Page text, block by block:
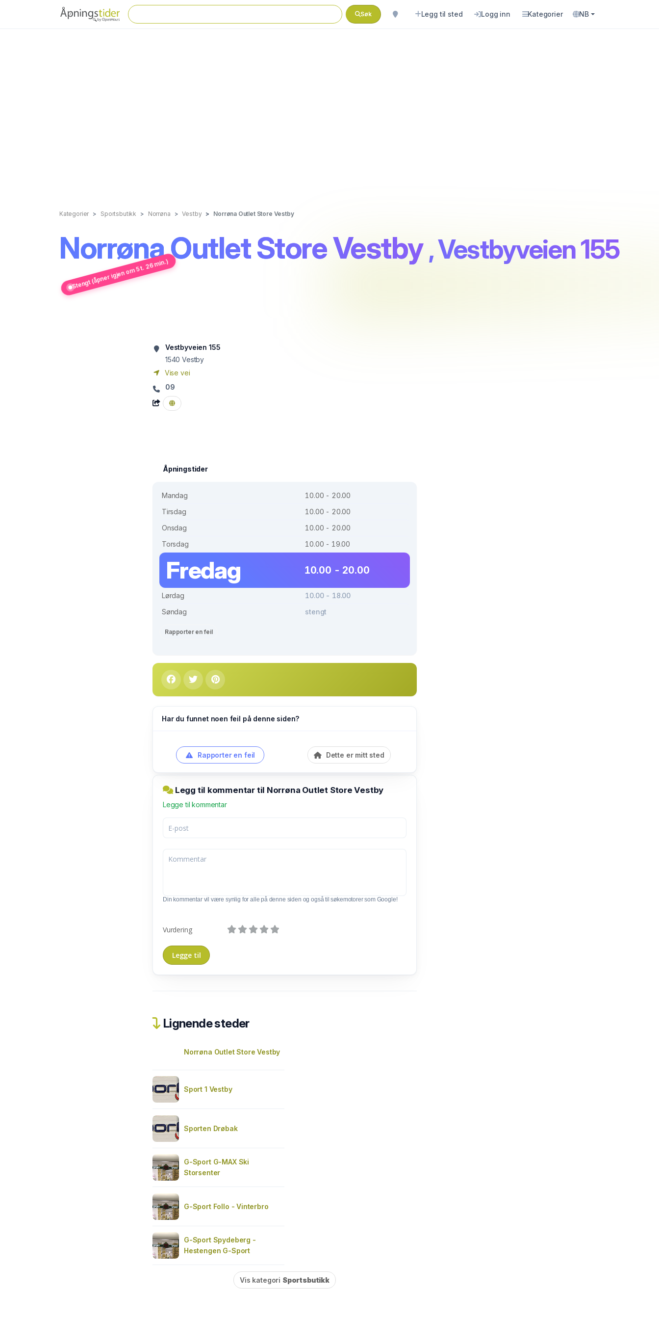
Søk Legg til sted Logg inn Kategorier NB
Kategorier Sportsbutikk Norrøna Vestby Norrøna Outlet Store Vestby
Norrøna Outlet Store Vestby , Vestbyveien 155
Stengt (åpner igjen om 5 t. 26 min.)
Vestbyveien 155
1540 Vestby
Vise vei
09
Åpningstider
Mandag
10.00 - 20.00
Tirsdag
10.00 - 20.00
Onsdag
10.00 - 20.00
Torsdag
10.00 - 19.00
Fredag 10.00 - 20.00
Lørdag
10.00 - 18.00
Søndag
stengt
Rapporter en feil
Har du funnet noen feil på denne siden?
Rapporter en feil Dette er mitt sted
Legg til kommentar til Norrøna Outlet Store Vestby
Legge til kommentar
Din kommentar vil være synlig for alle på denne siden og også til søkemotorer som Google!
Vurdering
Lignende steder
Norrøna Outlet Store Vestby
Sport 1 Vestby
Sporten Drøbak
G-Sport G-MAX Ski
Storsenter
G-Sport Follo - Vinterbro
G-Sport Spydeberg -
Hestengen G-Sport
Vis kategori Sportsbutikk